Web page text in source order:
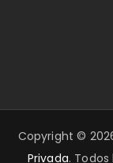
Copyright ©
Privada.